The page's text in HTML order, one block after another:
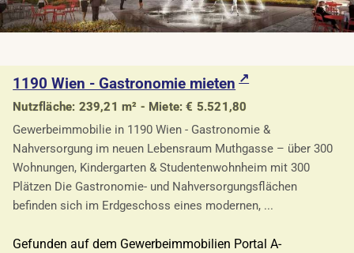
1190 Wien - Gastronomie mieten
Nutzfläche: 239,21 m² - Miete: € 5.521,80
Gewerbeimmobilie in 1190 Wien - Gastronomie &
Nahversorgung im neuen Lebensraum Muthgasse – über 300
Wohnungen, Kindergarten & Studentenwohnheim mit 300
Plätzen Die Gastronomie- und Nahversorgungsflächen
befinden sich im Erdgeschoss eines modernen, ...
Gefunden auf dem Gewerbeimmobilien Portal A-